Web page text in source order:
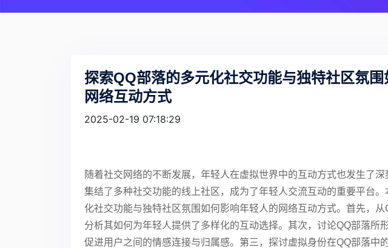
探索QQ部落的多元化社交功能与独特社区氛
网络互动方式
2025-02-19 07:18:29
随着社交网络的不断发展，年轻人在虚拟世界中的互动方式也发生了
集结了多种社交功能的线上社区，成为了年轻人交流互动的重要平台
化社交功能与独特社区氛围如何影响年轻人的网络互动方式。首先，从
分析其如何为年轻人提供了多样化的互动选择。其次，讨论QQ部落所
促进用户之间的情感连接与归属感。第三，探讨虚拟身份在QQ部落中